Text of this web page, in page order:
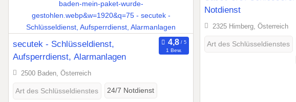
secutek - Schlüsseldienst,
Aufsperrdienst, Alarmanlagen
1 Bew.
2500 Baden, Österreich
Art des Schlüsseldienstes 24/7 Notdienst
Notdienst
2325 Himberg, Österreich
Art des Schlüsseldienstes